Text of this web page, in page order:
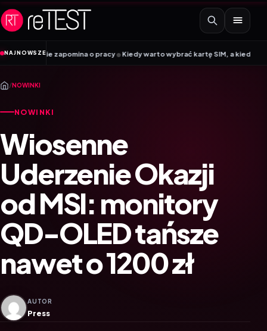
Przejdź do treści
NAJNOWSZE
zapomina o pracy•Kiedy warto wybrać kartę SIM, a kiedy kartę eSIM?
/NOWINKI
NOWINKI
Wiosenne
Uderzenie Okazji
od MSI: monitory
QD-OLED tańsze
nawet o 1200 zł
AUTOR
Press